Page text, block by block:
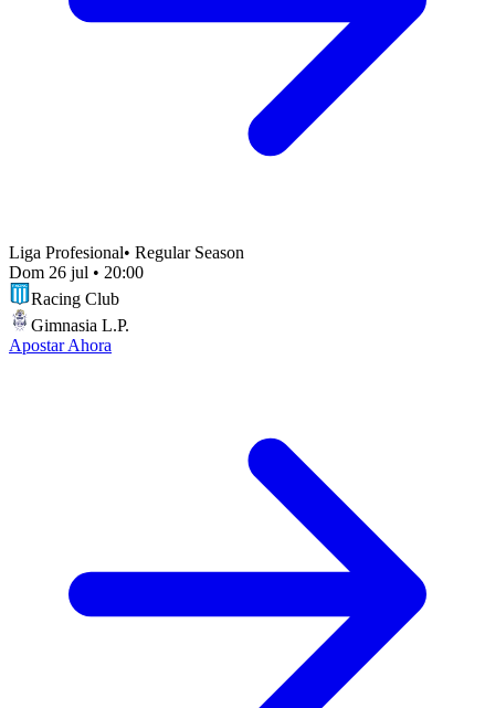
Liga Profesional• Regular Season
Dom 26 jul • 20:00
Racing Club
Gimnasia L.P.
Apostar Ahora